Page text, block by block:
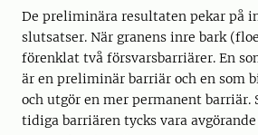
De preliminära resultaten pekar på
slutsatser. När granens inre bark
förenklat två försvarsbarriärer. En
är en preliminär barriär och en som
och utgör en mer permanent barriär.
tidiga barriären tycks vara